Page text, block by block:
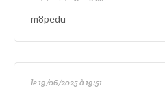
m8pedu
le 19/06/2025 à 19:51